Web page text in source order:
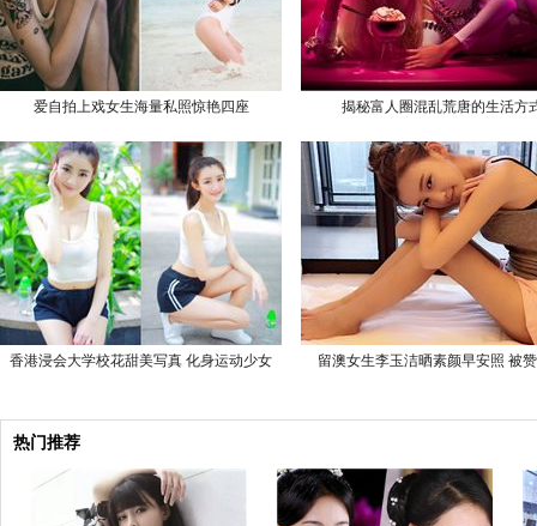
爱自拍上戏女生海量私照惊艳四座
香港浸会大学校花甜美写真 化身运动少女
揭秘富人圈混乱荒唐的生活方
留澳女生李玉洁晒素颜早安照 被
热门推荐